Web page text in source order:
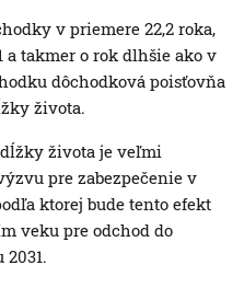
v priemere 22,2 roka,
a takmer o rok dlhšie ako v
dôchodková poisťovňa
života.
života je veľmi
pre zabezpečenie v
ktorej bude tento efekt
veku pre odchod do